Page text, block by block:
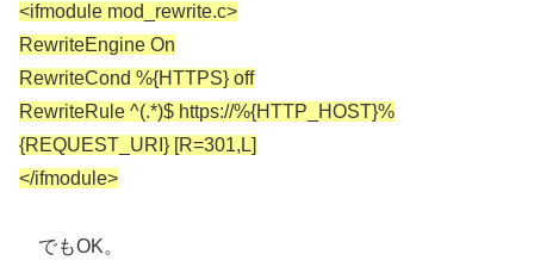
<ifmodule mod_rewrite.c>
RewriteEngine On
RewriteCond %{HTTPS} off
RewriteRule ^(.*)$ https://%{HTTP_HOST}%
{REQUEST_URI} [R=301,L]
</ifmodule>
でもOK。